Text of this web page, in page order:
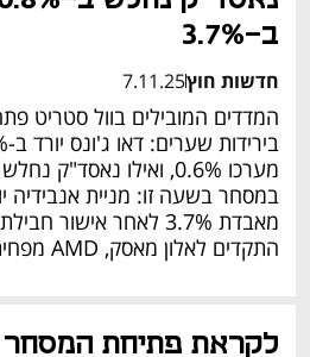
ב-3.7%
חדשות חוץ7.11.25
התקדים לאלון מאסק, AMD מפחיתה מערכה 3.7%.